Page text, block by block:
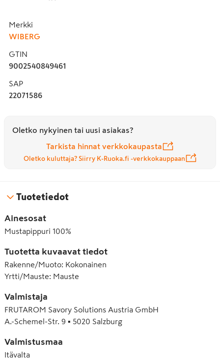
Merkki
WIBERG
GTIN
9002540849461
SAP
22071586
Oletko nykyinen tai uusi asiakas?
Tarkista hinnat verkkokaupasta
Oletko kuluttaja? Siirry K-Ruoka.fi -verkkokauppaan
Tuotetiedot
Ainesosat
Mustapippuri 100%
Tuotetta kuvaavat tiedot
Rakenne/Muoto: Kokonainen
Yrtti/Mauste: Mauste
Valmistaja
FRUTAROM Savory Solutions Austria GmbH
A.-Schemel-Str. 9 ▪ 5020 Salzburg
Valmistusmaa
Itävalta